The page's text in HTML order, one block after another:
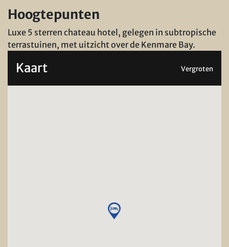
Hoogtepunten
Luxe 5 sterren chateau hotel, gelegen in subtropische
terrastuinen, met uitzicht over de Kenmare Bay.
Kaart Vergroten